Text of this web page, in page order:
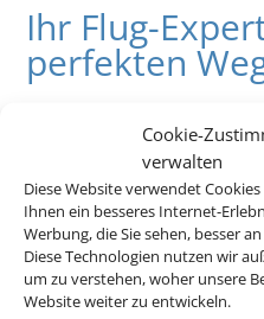
Cookie-
verwalten
Diese Website verwendet
Ihnen ein besseres Internet-
Werbung, die Sie sehen, besser
Diese Technologien nutzen wir
um zu verstehen, woher unsere
Website weiter zu entwickeln.
Ihr Flug-
perfekten
Egal wohin die Reise gehen
den perfekten Flug für Sie!
Linienflug-Preisvergleich.